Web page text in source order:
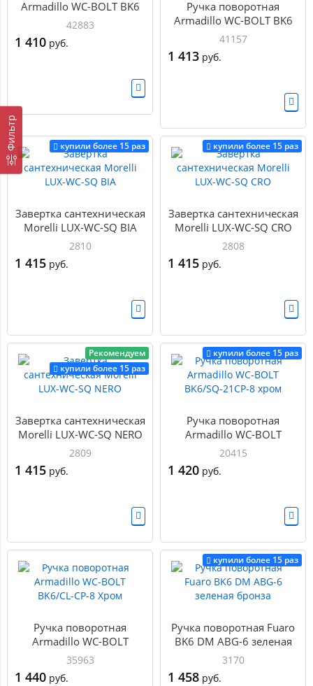
Фильтр
Armadillo WC-BOLT BK6
USS WH-19 Белый
42883
1 410 руб.
Ручка поворотная
Armadillo WC-BOLT BK6
UCS MWSC-33
Итальянский тисненый
41157
1 413 руб.
купили более 15 раз
Завертка сантехническая
Morelli LUX-WC-SQ BIA
2810
1 415 руб.
купили более 15 раз
Завертка сантехническая
Morelli LUX-WC-SQ CRO
2808
1 415 руб.
Рекомендуем
купили более 15 раз
Завертка сантехническая
Morelli LUX-WC-SQ NERO
2809
1 415 руб.
купили более 15 раз
Ручка поворотная
Armadillo WC-BOLT
BK6/SQ-21CP-8 хром
20415
1 420 руб.
Ручка поворотная
Armadillo WC-BOLT
BK6/CL-CP-8 Хром
35963
1 440 руб.
купили более 15 раз
Ручка поворотная Fuaro
BK6 DM ABG-6 зеленая
бронза
3170
1 458 руб.